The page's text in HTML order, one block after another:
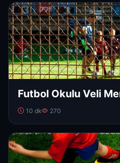
Futbol Okulu Veli
10 dk 270